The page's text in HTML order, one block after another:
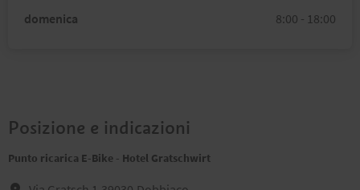
domenica
8:00 - 18:00
Posizione e indicazioni
Punto ricarica E-Bike - Hotel Gratschwirt